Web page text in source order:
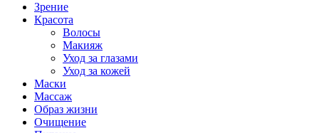
Зрение
Красота
Волосы
Макияж
Уход за глазами
Уход за кожей
Маски
Массаж
Образ жизни
Очищение